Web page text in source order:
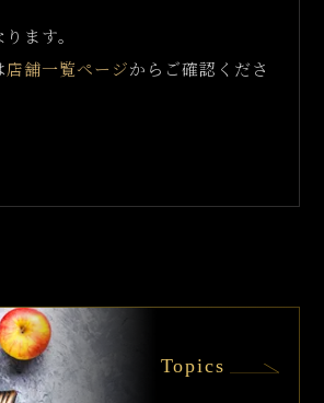
ます。
店舗一覧ページからご確認くださ
Topics